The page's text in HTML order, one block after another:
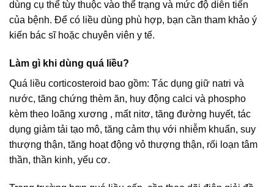
dùng cụ thể tùy thuộc vào thể trạng và mức độ diễn tiến
của bệnh. Để có liều dùng phù hợp, bạn cần tham khảo ý
kiến bác sĩ hoặc chuyên viên y tế.
Làm gì khi dùng quá liều?
Quá liều corticosteroid bao gồm: Tác dụng giữ natri và
nước, tăng chứng thèm ăn, huy động calci và phospho
kèm theo loãng xương , mất nitơ, tăng đường huyết, tác
dụng giảm tải tạo mô, tăng cảm thụ với nhiễm khuẩn, suy
thượng thận, tăng hoạt động vỏ thượng thận, rối loạn tâm
thần, thần kinh, yếu cơ.